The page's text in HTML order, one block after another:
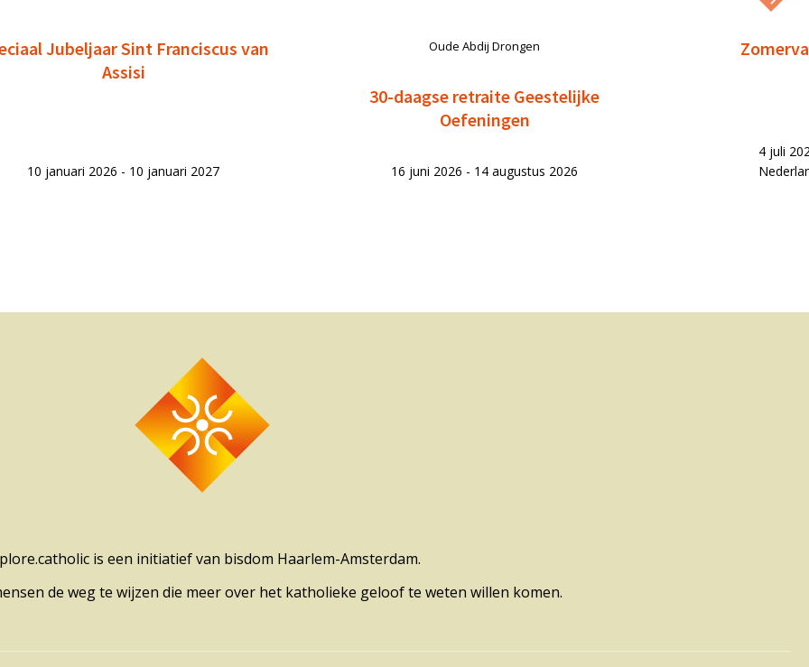
Jubeljaar Sint Franciscus van
Assisi
10 januari 2026 - 10 januari 2027
Oude Abdij Drongen
30-daagse retraite Geestelijke
Oefeningen
16 juni 2026 - 14 augustus 2026
4 juli
is een initiatief van bisdom Haarlem-Amsterdam.
de weg te wijzen die meer over het katholieke geloof te weten willen komen.